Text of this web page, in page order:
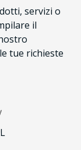
servizi o
il
tue richieste